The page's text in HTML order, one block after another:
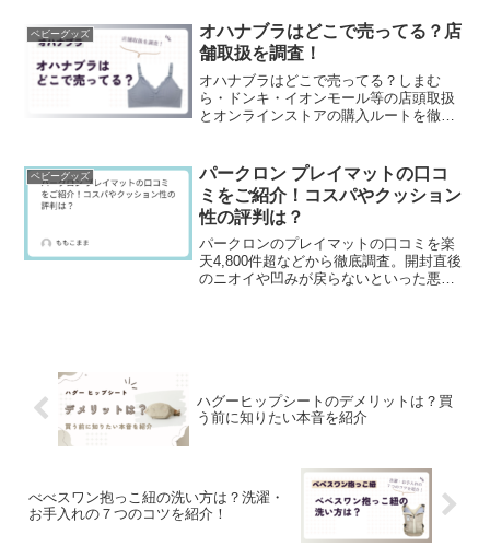
まで長く使い続けることができます。頭
の骨が最も柔らかい生...
ベビーグッズ
オハナブラはどこで売ってる？店
舗取扱を調査！
オハナブラはどこで売ってる？しまむ
ら・ドンキ・イオンモール等の店頭取扱
とオンラインストアの購入ルートを徹底
ベビーグッズ
パークロン プレイマットの口コ
ミをご紹介！コスパやクッション
性の評判は？
パークロンのプレイマットの口コミを楽
天4,800件超などから徹底調査。開封直後
のニオイや凹みが戻らないといった悪い
ハグーヒップシートのデメリットは？買
う前に知りたい本音を紹介
べべスワン抱っこ紐の洗い方は？洗濯・
お手入れの７つのコツを紹介！